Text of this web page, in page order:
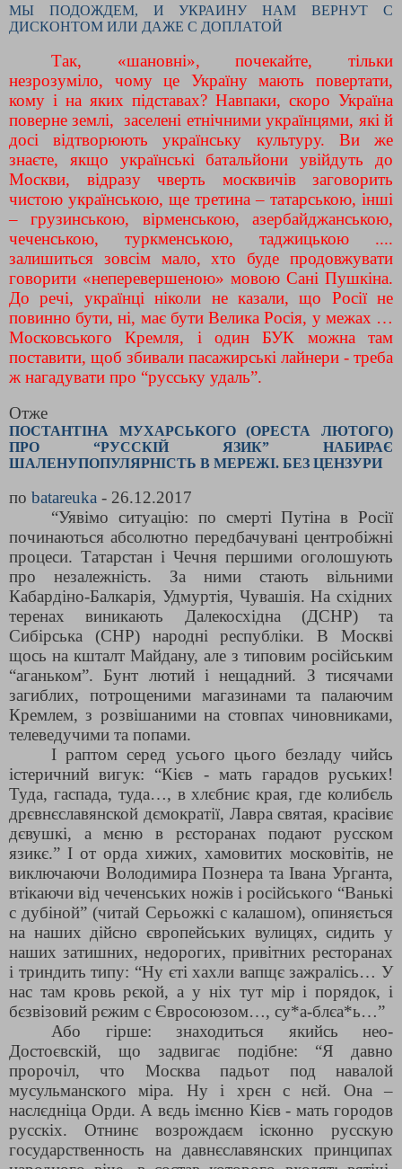
МЫ ПОДОЖДЕМ, И УКРАИНУ НАМ ВЕРНУТ С
ДИСКОНТОМ ИЛИ ДАЖЕ С ДОПЛАТОЙ
Так, «шановні», почекайте, тільки
незрозуміло, чому це Україну мають повертати,
кому і на яких підставах? Навпаки, скоро Україна
поверне землі, заселені етнічними українцями, які й
досі відтворюють українську культуру. Ви же
знаєте, якщо українські батальйони увійдуть до
Москви, відразу чверть москвичів заговорить
чистою українською, ще третина – татарською, інші
– грузинською, вірменською, азербайджанською,
чеченською, туркменською, таджицькою ....
залишиться зовсім мало, хто буде продовжувати
говорити «неперевершеною» мовою Сані Пушкіна.
До речі, українці ніколи не казали, що Росії не
повинно бути, ні, має бути Велика Росія, у межах …
Московського Кремля, і один БУК можна там
поставити, щоб збивали пасажирські лайнери - треба
ж нагадувати про “русську удаль”.
Отже
ПОСТАНТІНА МУХАРСЬКОГО (ОРЕСТА ЛЮТОГО)
ПРО “РУССКІЙ ЯЗИК” НАБИРАЄ
ШАЛЕНУПОПУЛЯРНІСТЬ В МЕРЕЖІ. БЕЗ ЦЕНЗУРИ
по batareuka - 26.12.2017
“Уявімо ситуацію: по смерті Путіна в Росії
починаються абсолютно передбачувані центробіжні
процеси. Татарстан і Чечня першими оголошують
про незалежність. За ними стають вільними
Кабардіно-Балкарія, Удмуртія, Чувашія. На східних
теренах виникають Далекосхідна (ДСНР) та
Сибірська (СНР) народні республіки. В Москві
щось на кшталт Майдану, але з типовим російським
“аганьком”. Бунт лютий і нещадний. З тисячами
загиблих, потрощеними магазинами та палаючим
Кремлем, з розвішаними на стовпах чиновниками,
телеведучими та попами.
І раптом серед усього цього безладу чийсь
істеричний вигук: “Кієв - мать гарадов руських!
Туда, гаспада, туда…, в хлєбниє края, где колибєль
дрєвнєславянской дємократії, Лавра святая, красівиє
дєвушкі, а мєню в рєсторанах подают русском
язикє.” І от орда хижих, хамовитих московітів, не
виключаючи Володимира Познера та Івана Урганта,
втікаючи від чеченських ножів і російського “Ванькі
с дубіной” (читай Серьожкі с калашом), опиняється
на наших дійсно європейських вулицях, сидить у
наших затишних, недорогих, привітних ресторанах
і триндить типу: “Ну єті хахли вапщє зажралісь… У
нас там кровь рєкой, а у ніх тут мір і порядок, і
бєзвізовий рєжим с Євросоюзом…, су*а-блєа*ь…”
Або гірше: знаходиться якийсь нео-
Достоєвскій, що задвигає подібне: “Я давно
пророчіл, что Москва падьот под навалой
мусульманского міра. Ну і хрєн с нєй. Она –
наслєдніца Орди. А вєдь імєнно Кієв - мать городов
русскіх. Отнинє возрождаєм ісконно русскую
государственность на давнєславянских принципах